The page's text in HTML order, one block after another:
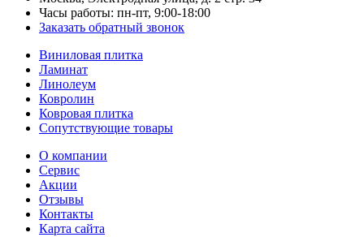
Часы работы: пн-пт, 9:00-18:00
Заказать обратный звонок
Виниловая плитка
Ламинат
Линолеум
Ковролин
Ковровая плитка
Сопутствующие товары
О компании
Сервис
Акции
Отзывы
Контакты
Карта сайта